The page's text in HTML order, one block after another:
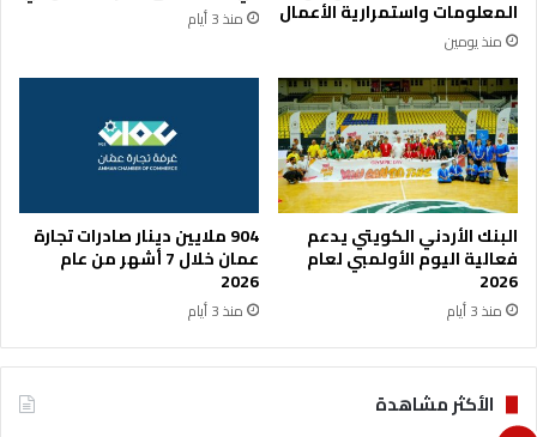
ي
ل
ا
ت
ع
ل
ى
ا
ل
خ
ط
ة
ل
ر
ا
المعلومات واستمرارية الأعمال
منذ يومين
منذ 3 أيام
البنك الأردني الكويتي يدعم
فعالية اليوم الأولمبي لعام
2026
منذ 3 أيام
904 ملايين دينار صادرات تجارة
عمان خلال 7 أشهر من عام
2026
منذ 3 أيام
الأكثر مشاهدة